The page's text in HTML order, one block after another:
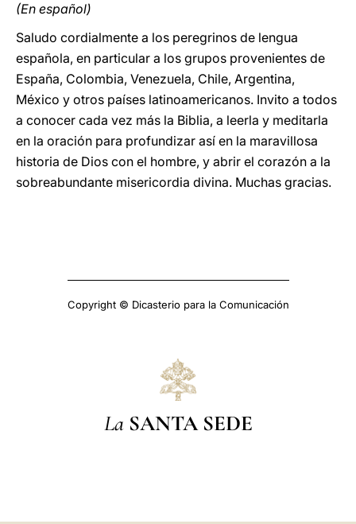
(En español)
Saludo cordialmente a los peregrinos de lengua
española, en particular a los grupos provenientes de
España, Colombia, Venezuela, Chile, Argentina,
México y otros países latinoamericanos. Invito a todos
a conocer cada vez más la Biblia, a leerla y meditarla
en la oración para profundizar así en la maravillosa
historia de Dios con el hombre, y abrir el corazón a la
sobreabundante misericordia divina. Muchas gracias.
Copyright © Dicasterio para la Comunicación
La SANTA SEDE